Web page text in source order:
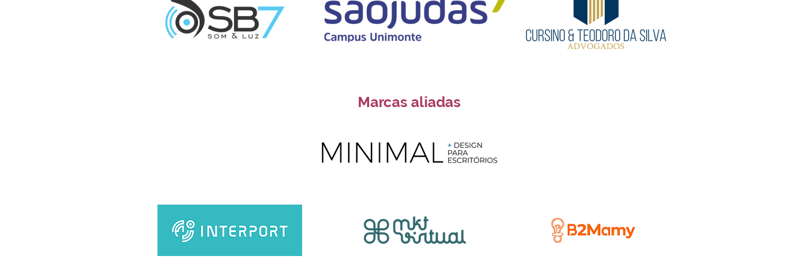
Marcas aliadas